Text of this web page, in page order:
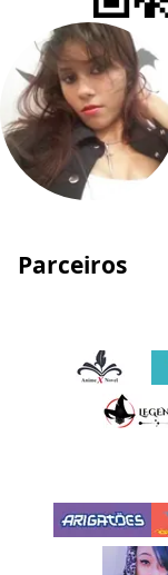
Parceiros